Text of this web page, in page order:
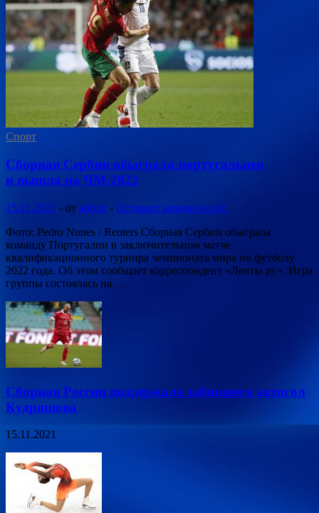
Спорт
Сборная Сербии обыграла португальцев
и вышла на ЧМ-2022
15.11.2021 - от admin - Оставьте комментарий
Фото: Pedro Nunes / Reuters Сборная Сербии обыграла
команду Португалии в заключительном матче
квалификационного турнира чемпионата мира по футболу
2022 года. Об этом сообщает корреспондент «Ленты.ру». Игра
группы состоялась на …
Сборная России поддержала забившего автогол
Кудряшова
15.11.2021